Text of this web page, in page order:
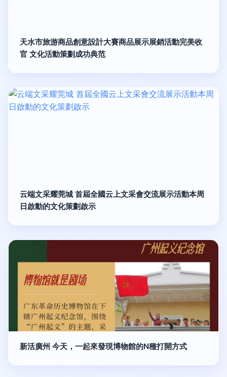
天水市旅游商品創意設計大賽商品展示展銷活動完美收
官 文化活動策劃成功典范
云端文采耀莞城 首屆全國云上文采會交流展示活動本周
日啟動的文化策劃啟示
新活廣州 今天，一起來發現博物館的N種打開方式